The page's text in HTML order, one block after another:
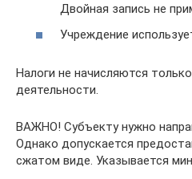
Двойная запись не
Учреждение
Налоги не начисляются
деятельности.
ВАЖНО! Субъекту нужно
Однако допускается
сжатом виде. Указывается